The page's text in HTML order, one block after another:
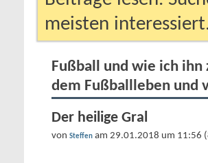
meisten
Fußball und wie ich ihn
dem Fußballleben und
Der heilige Gral
von Steffen am 29.01.2018 um 11:56